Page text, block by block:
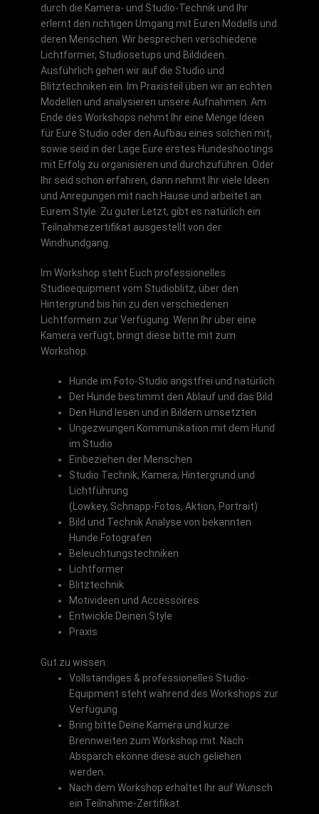
durch die Kamera- und Studio-Technik und Ihr
erlernt den richtigen Umgang mit Euren Modells und
deren Menschen. Wir besprechen verschiedene
Lichtformer, Studiosetups und Bildideen.
Ausführlich gehen wir auf die Studio und
Blitztechniken ein. Im Praxisteil üben wir an echten
Modellen und analysieren unsere Aufnahmen. Am
Ende des Workshops nehmt Ihr eine Menge Ideen
für Eure Studio oder den Aufbau eines solchen mit,
sowie seid in der Lage Eure erstes Hundeshootings
mit Erfolg zu organisieren und durchzuführen. Oder
Ihr seid schon erfahren, dann nehmt Ihr viele Ideen
und Anregungen mit nach Hause und arbeitet an
Eurem Style. Zu guter Letzt, gibt es natürlich ein
Teilnahmezertifikat ausgestellt von der
Windhundgang.
Im Workshop steht Euch professionelles
Studioequipment vom Studioblitz, über den
Hintergrund bis hin zu den verschiedenen
Lichtformern zur Verfügung. Wenn Ihr über eine
Kamera verfügt, bringt diese bitte mit zum
Workshop.
Hunde im Foto-Studio angstfrei und natürlich
Der Hunde bestimmt den Ablauf und das Bild
Den Hund lesen und in Bildern umsetzten
Ungezwungen Kommunikation mit dem Hund
im Studio
Einbeziehen der Menschen
Studio Technik, Kamera, Hintergrund und
Lichtführung
(Lowkey, Schnapp-Fotos, Aktion, Portrait)
Bild und Technik Analyse von bekannten
Hunde Fotografen
Beleuchtungstechniken
Lichtformer
Blitztechnik
Motivideen und Accessoires
Entwickle Deinen Style
Praxis
Gut zu wissen:
Vollständiges & professionelles Studio-
Equipment steht während des Workshops zur
Verfügung
Bring bitte Deine Kamera und kurze
Brennweiten zum Workshop mit. Nach
Absparch ekönne diese auch geliehen
werden.
Nach dem Workshop erhaltet Ihr auf Wunsch
ein Teilnahme-Zertifikat